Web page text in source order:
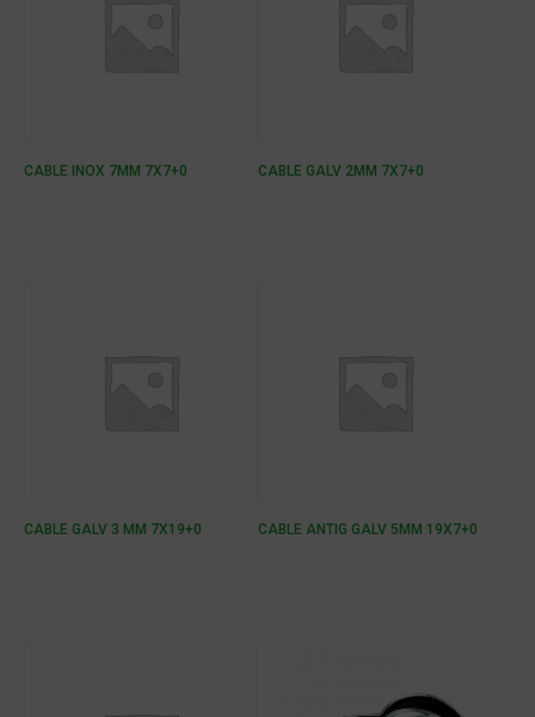
CABLE INOX 7MM 7X7+0 CABLE GALV 2MM 7X7+0
CABLE GALV 3 MM 7X19+0 CABLE ANTIG GALV 5MM 19X7+0